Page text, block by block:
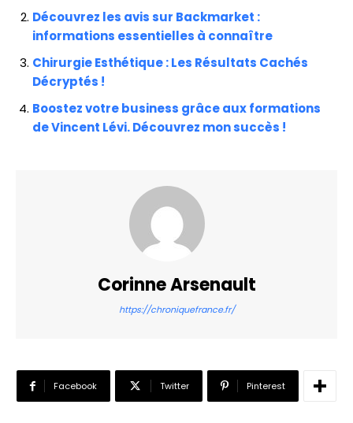
Découvrez les avis sur Backmarket :
informations essentielles à connaître
Chirurgie Esthétique : Les Résultats Cachés
Décryptés !
Boostez votre business grâce aux formations
de Vincent Lévi. Découvrez mon succès !
Corinne Arsenault
https://chroniquefrance.fr/
Facebook Twitter Pinterest